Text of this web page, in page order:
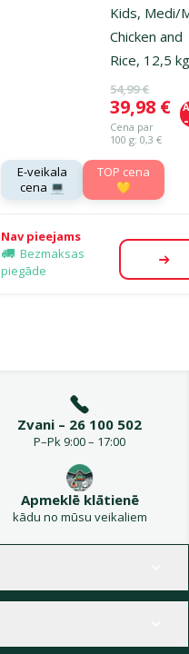
Kids, Medi/
Chicken and
Rice, 12,5
Oriģinālā
54,99 €
Cena
39,98 €
Cena par
100 g: 0,3 €
E-veikala
cena 💻
TOP cena
💛
Nav pieejams
Bezmaksas
piegāde
Zvani – 26 100 502
P–Pk 9:00 – 17:00
Apmeklē klātienē
kādu no mūsu veikaliem